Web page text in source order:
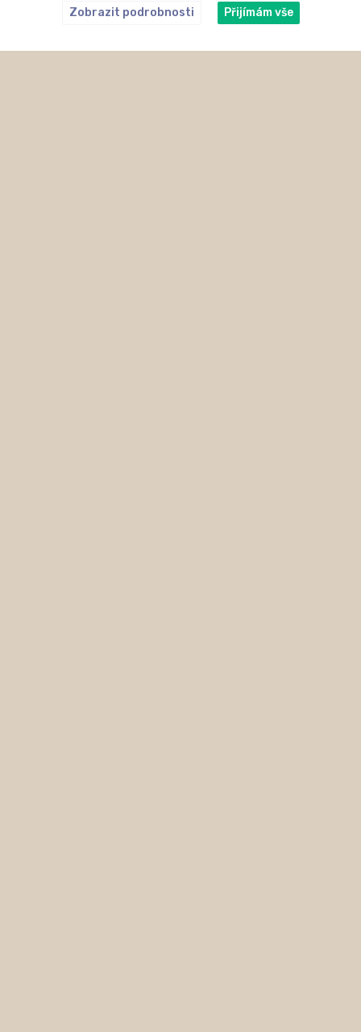
Zobrazit podrobnosti Přijímám vše